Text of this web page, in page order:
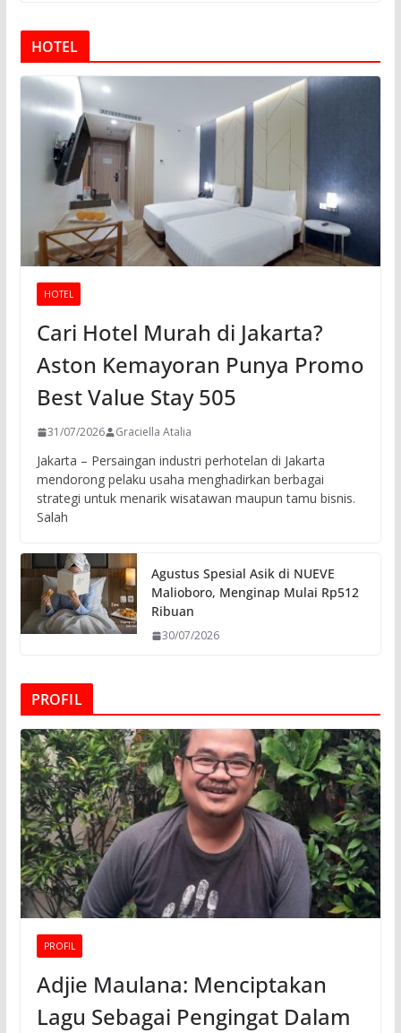
HOTEL
HOTEL
Cari Hotel Murah di Jakarta?
Aston Kemayoran Punya Promo
Best Value Stay 505
31/07/2026 Graciella Atalia
Jakarta – Persaingan industri perhotelan di Jakarta
mendorong pelaku usaha menghadirkan berbagai
strategi untuk menarik wisatawan maupun tamu bisnis.
Salah
Agustus Spesial Asik di NUEVE
Malioboro, Menginap Mulai Rp512
Ribuan
30/07/2026
PROFIL
PROFIL
Adjie Maulana: Menciptakan
Lagu Sebagai Pengingat Dalam